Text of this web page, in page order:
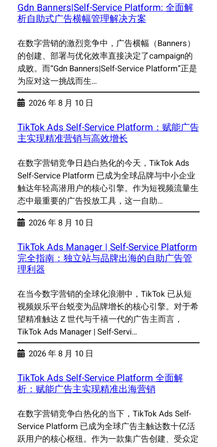
Gdn Banners|Self-Service Platform: 全面解
析自助式广告横幅管理解决方案
在数字营销的激烈竞争中，广告横幅（Banners）
的创建、部署与优化效率直接决定了campaign的
成败。而“Gdn Banners|Self-Service Platform”正是
为应对这一挑战而生…
2026 年 8 月 10 日
TikTok Ads Self-Service Platform：赋能广告
主实现精准营销与高效增长
在数字营销竞争日趋白热化的今天，TikTok Ads
Self-Service Platform 已成为全球品牌与中小企业
触达年轻高潜用户的核心引擎。作为短视频流量生
态中最重要的广告投放工具，这一自助…
2026 年 8 月 10 日
TikTok Ads Manager | Self-Service Platform
完全指南：独立站与品牌出海的自助广告管
理利器
在当今数字营销的全球化浪潮中，TikTok 已从短
视频娱乐平台蜕变为品牌增长的核心引擎。对于希
望精准触达 Z 世代与千禧一代的广告主而言，
TikTok Ads Manager | Self-Servi…
2026 年 8 月 10 日
TikTok Ads Self-Service Platform 全面解
析：赋能广告主实现精准出海营销
在数字营销竞争白热化的当下，TikTok Ads Self-
Service Platform 已成为全球广告主触达数十亿活
跃用户的核心枢纽。作为一款集广告创建、受众定